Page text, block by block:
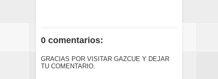
0 comentarios:
GRACIAS POR VISITAR GAZCUE Y DEJAR
TU COMENTARIO.